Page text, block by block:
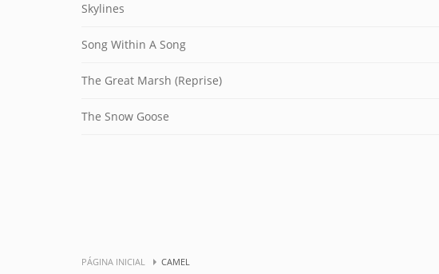
Skylines
Song Within A Song
The Great Marsh (Reprise)
The Snow Goose
PÁGINA INICIAL CAMEL